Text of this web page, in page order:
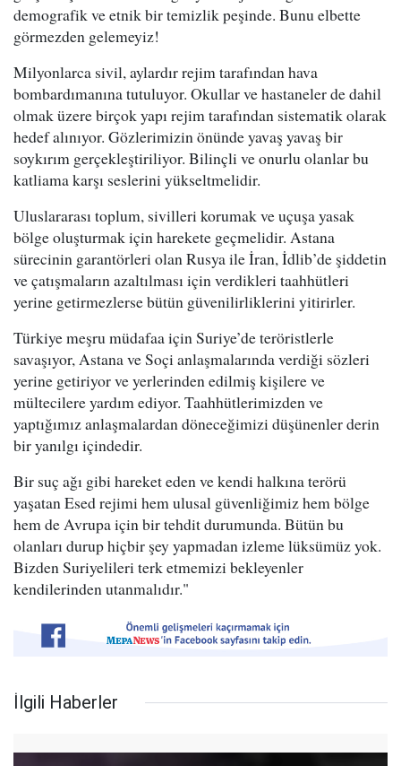
demografik ve etnik bir temizlik peşinde. Bunu elbette
görmezden gelemeyiz!
Milyonlarca sivil, aylardır rejim tarafından hava
bombardımanına tutuluyor. Okullar ve hastaneler de dahil
olmak üzere birçok yapı rejim tarafından sistematik olarak
hedef alınıyor. Gözlerimizin önünde yavaş yavaş bir
soykırım gerçekleştiriliyor. Bilinçli ve onurlu olanlar bu
katliama karşı seslerini yükseltmelidir.
Uluslararası toplum, sivilleri korumak ve uçuşa yasak
bölge oluşturmak için harekete geçmelidir. Astana
sürecinin garantörleri olan Rusya ile İran, İdlib’de şiddetin
ve çatışmaların azaltılması için verdikleri taahhütleri
yerine getirmezlerse bütün güvenilirliklerini yitirirler.
Türkiye meşru müdafaa için Suriye’de teröristlerle
savaşıyor, Astana ve Soçi anlaşmalarında verdiği sözleri
yerine getiriyor ve yerlerinden edilmiş kişilere ve
mültecilere yardım ediyor. Taahhütlerimizden ve
yaptığımız anlaşmalardan döneceğimizi düşünenler derin
bir yanılgı içindedir.
Bir suç ağı gibi hareket eden ve kendi halkına terörü
yaşatan Esed rejimi hem ulusal güvenliğimiz hem bölge
hem de Avrupa için bir tehdit durumunda. Bütün bu
olanları durup hiçbir şey yapmadan izleme lüksümüz yok.
Bizden Suriyelileri terk etmemizi bekleyenler
kendilerinden utanmalıdır."
İlgili Haberler